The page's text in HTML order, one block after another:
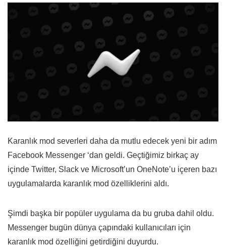
Karanlık mod severleri daha da mutlu edecek yeni bir adım
Facebook Messenger ‘dan geldi. Geçtiğimiz birkaç ay
içinde Twitter, Slack ve Microsoft’un OneNote’u içeren bazı
uygulamalarda karanlık mod özelliklerini aldı.
Şimdi başka bir popüler uygulama da bu gruba dahil oldu.
Messenger bugün dünya çapındaki kullanıcıları için
karanlık mod özelliğini getirdiğini duyurdu.